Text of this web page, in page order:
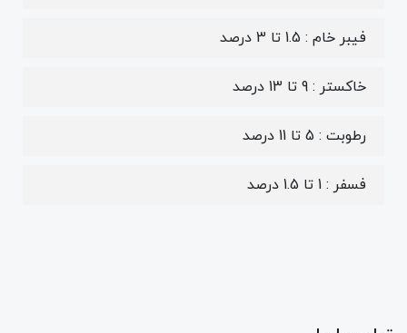
فیبر خام : 1.5 تا 3 درصد
خاکستر : 9 تا 13 درصد
رطوبت : 5 تا 11 درصد
فسفر : 1 تا 1.5 درصد